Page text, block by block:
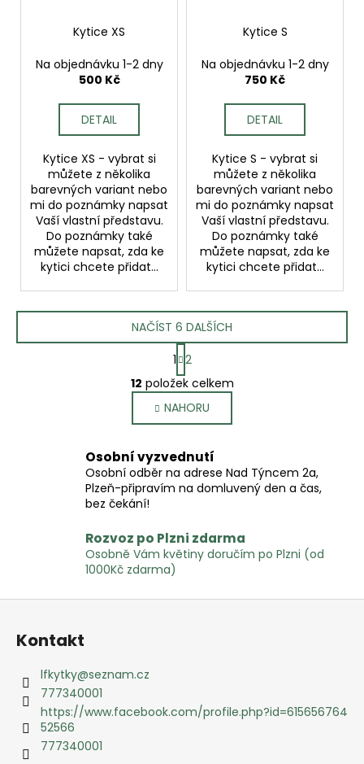
Kytice XS
Na objednávku 1-2 dny
500 Kč
DETAIL
Kytice XS - vybrat si
můžete z několika
barevných variant nebo
mi do poznámky napsat
Vaší vlastní představu.
Do poznámky také
můžete napsat, zda ke
kytici chcete přidat...
Kytice S
Na objednávku 1-2 dny
750 Kč
DETAIL
Kytice S - vybrat si
můžete z několika
barevných variant nebo
mi do poznámky napsat
Vaší vlastní představu.
Do poznámky také
můžete napsat, zda ke
kytici chcete přidat...
O
v
l
á
d
a
c
r
v
NAČÍST 6 DALŠÍCH
S
t
r
á
n
k
v
á
n
1 2
12 položek celkem
NAHORU
Osobní vyzvednutí
Osobní odběr na adrese Nad Týncem 2a,
Plzeň-připravím na domluvený den a čas,
bez čekání!
Rozvoz po Plzni zdarma
Osobně Vám květiny doručím po Plzni (od
1000Kč zdarma)
Z
Kontakt
lfkytky@seznam.cz
777340001
https://www.facebook.com/profile.php?id=615656764
52566
777340001